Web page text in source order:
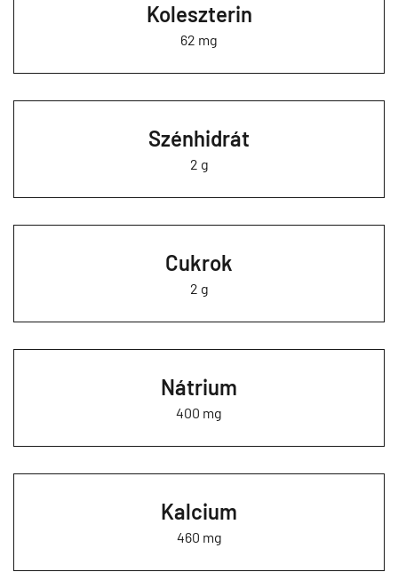
Koleszterin
62 mg
Szénhidrát
2 g
Cukrok
2 g
Nátrium
400 mg
Kalcium
460 mg